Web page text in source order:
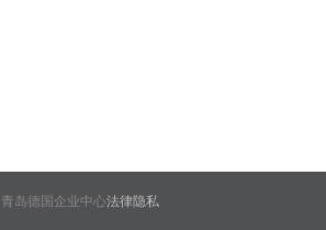
青岛德国企业中心 -法律隐私